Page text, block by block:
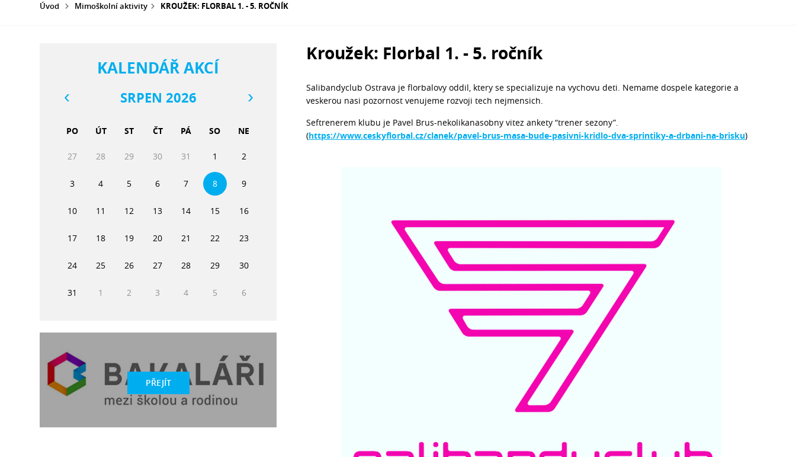
Úvod Mimoškolní aktivity KROUŽEK: FLORBAL 1. - 5. ROČNÍK
Kroužek: Florbal 1. - 5. ročník
Salibandyclub Ostrava je florbalovy oddil, ktery se specializuje na vychovu deti. Nemame dospele kategorie a
veskerou nasi pozornost venujeme rozvoji tech nejmensich.
Seftrenerem klubu je Pavel Brus-nekolikanasobny vitez ankety “trener sezony”.
(https://www.ceskyflorbal.cz/clanek/pavel-brus-masa-bude-pasivni-kridlo-dva-sprintiky-a-drbani-na-brisku)
KALENDÁŘ AKCÍ
SRPEN 2026
PO ÚT ST ČT PÁ SO NE
27 28 29 30 31 1 2
3 4 5 6 7 8 9
10 11 12 13 14 15 16
17 18 19 20 21 22 23
24 25 26 27 28 29 30
31 1 2 3 4 5 6
PŘEJÍT